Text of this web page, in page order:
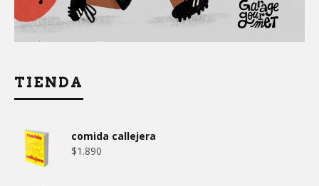
TIENDA
comida callejera
$1.890